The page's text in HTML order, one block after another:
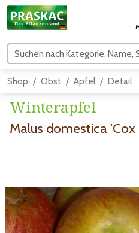
Shop Obst Apfel Detail
Winterapfel
Malus domestica